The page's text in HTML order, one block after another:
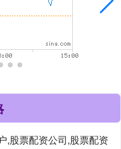
,股票配资公司,股票配资